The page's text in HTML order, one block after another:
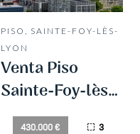
PISO, SAINTE-FOY-LÈS-
LYON
Venta Piso
Sainte-Foy-lès-
Lyon
430.000 €
3